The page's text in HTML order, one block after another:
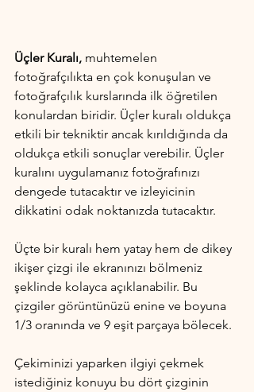
Üçler Kuralı, muhtemelen
fotoğrafçılıkta en çok konuşulan ve
fotoğrafçılık kurslarında ilk öğretilen
konulardan biridir. Üçler kuralı oldukça
etkili bir tekniktir ancak kırıldığında da
oldukça etkili sonuçlar verebilir. Üçler
kuralını uygulamanız fotoğrafınızı
dengede tutacaktır ve izleyicinin
dikkatini odak noktanızda tutacaktır.
Üçte bir kuralı hem yatay hem de dikey
ikişer çizgi ile ekranınızı bölmeniz
şeklinde kolayca açıklanabilir. Bu
çizgiler görüntünüzü enine ve boyuna
1/3 oranında ve 9 eşit parçaya bölecek.
Çekiminizi yaparken ilgiyi çekmek
istediğiniz konuyu bu dört çizginin